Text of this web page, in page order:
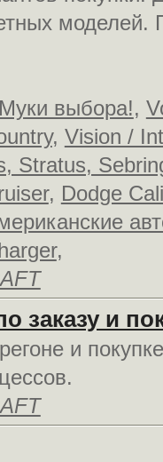
Муки выбора!,
, Vision /
Stratus,
, Dodge
,
заказу и
и